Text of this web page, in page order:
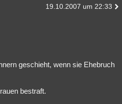
19.10.2007 um 22:33
geschieht, wenn sie Ehebruch
bestraft.